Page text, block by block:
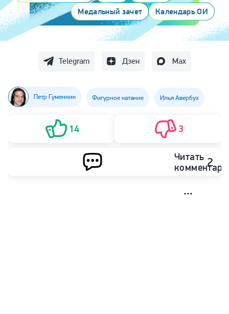
Медальный зачет
Календарь ОИ
Telegram Дзен Max
Петр Гуменник Фигурное катание Илья Авербух
14 3
Читать 2